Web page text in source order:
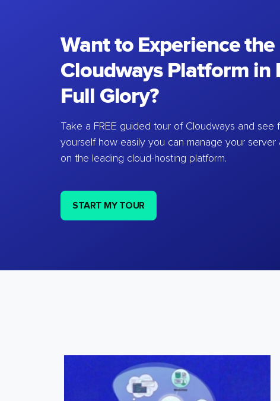
Want to Experience the
Cloudways Platform in
Full Glory?
Take a FREE guided tour of Cloudways and see
yourself how easily you can manage your server
on the leading cloud-hosting platform.
START MY TOUR